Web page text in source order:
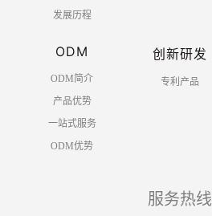
发展历程
ODM
ODM简介
产品优势
一站式服务
ODM优势
创新研发
专利产品
服务热线